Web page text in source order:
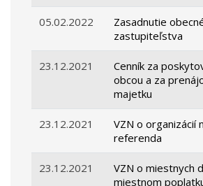
05.02.2022
Zasadnutie
zastupiteľstva
23.12.2021
Cenník za
obcou a za
majetku
23.12.2021
VZN o organizácií
referenda
23.12.2021
VZN o miestnych
miestnom